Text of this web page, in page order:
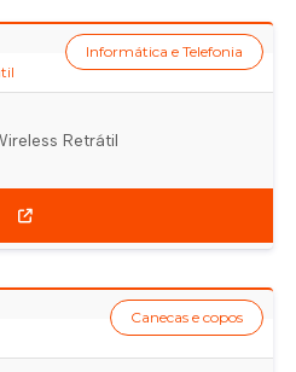
Retrátil
Informática e Telefonia
Canecas e copos